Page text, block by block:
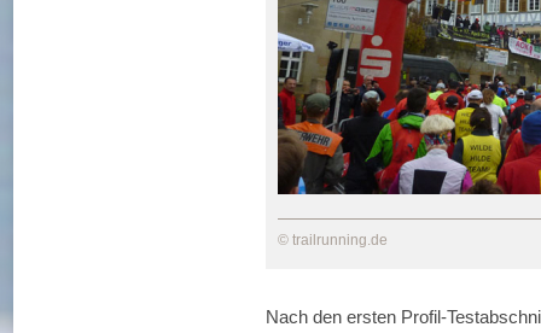
© trailrunning.de
Nach den ersten Profil-